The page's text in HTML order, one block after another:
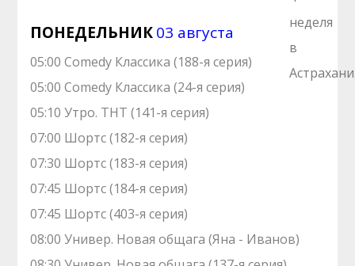
ПОНЕДЕЛЬНИК03 августа
05:00 Comedy Классика (188-я серия)
05:00 Comedy Классика (24-я серия)
05:10 Утро. ТНТ (141-я серия)
07:00 Шортс (182-я серия)
07:30 Шортс (183-я серия)
07:45 Шортс (184-я серия)
07:45 Шортс (403-я серия)
08:00 Универ. Новая общага (Яна - Иванов)